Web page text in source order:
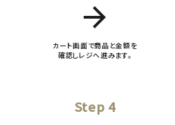
arrow_forward
カート画面で商品と金額を
確認しレジへ進みます。
Step 4